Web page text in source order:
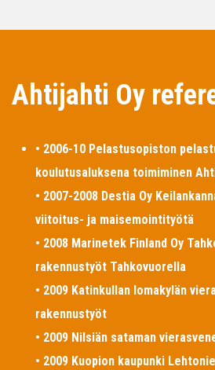
Ahtijahti Oy
• 2006-10 Pelastusopiston
koulutusaluksena toimiminen
• 2007-2008 Destia Oy
viitoitus- ja maisemointityötä
• 2008 Marinetek Finland Oy
rakennustyöt Tahkovuorella
• 2009 Katinkullan lomakylän
rakennustyöt
• 2009 Nilsiän sataman
• 2009 Kuopion kaupunki